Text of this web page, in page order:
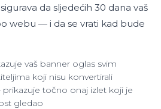
da sljedećih 30 dana vaš
webu — i da se vrati kad bude
vaš banner oglas svim
koji nisu konvertirali
točno onaj izlet koji je
gledao